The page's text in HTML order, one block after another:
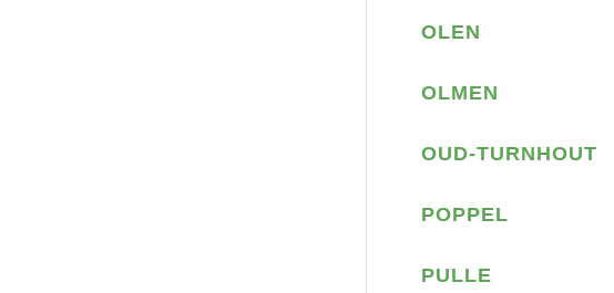
OLEN
OLMEN
OUD-TURNHOUT
POPPEL
PULLE